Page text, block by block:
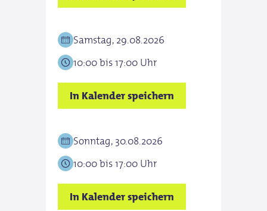
Samstag, 29.08.2026
10:00 bis 17:00 Uhr
In Kalender speichern
Sonntag, 30.08.2026
10:00 bis 17:00 Uhr
In Kalender speichern